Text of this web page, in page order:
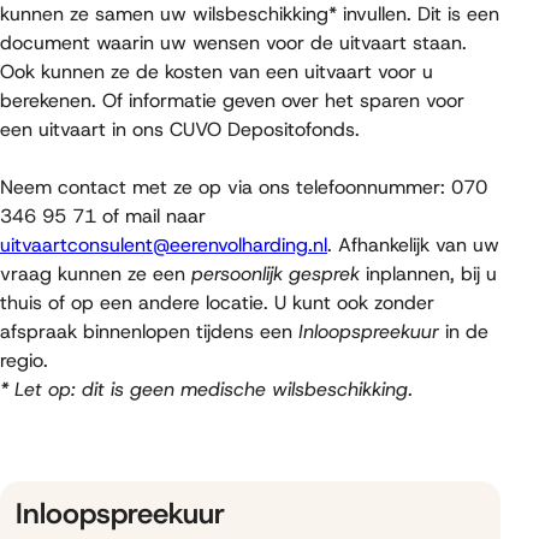
kunnen ze samen uw wilsbeschikking* invullen. Dit is een
document waarin uw wensen voor de uitvaart staan.
Ook kunnen ze de kosten van een uitvaart voor u
berekenen. Of informatie geven over het sparen voor
een uitvaart in ons CUVO Depositofonds.
Neem contact met ze op via ons telefoonnummer: 070
346 95 71 of mail naar
uitvaartconsulent@eerenvolharding.nl. Afhankelijk van uw
vraag kunnen ze een persoonlijk gesprek inplannen, bij u
thuis of op een andere locatie. U kunt ook zonder
afspraak binnenlopen tijdens een Inloopspreekuur in de
regio.
* Let op: dit is geen medische wilsbeschikking.
Inloopspreekuur